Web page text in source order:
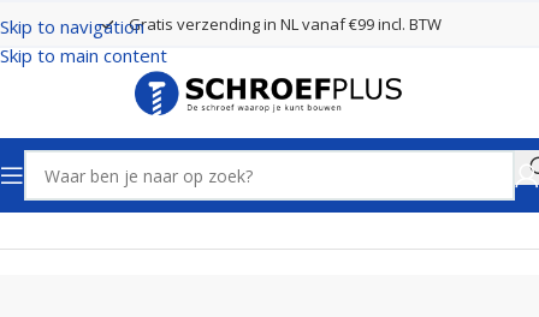
Skip to navigation
Skip to main content
Gratis verzending in NL vanaf €99 incl. BTW
Home Boren Kernboren